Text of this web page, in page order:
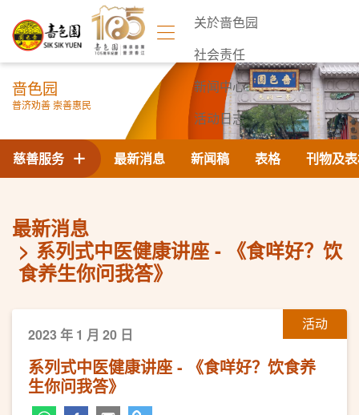
关於啬色园
社会责任
新闻中心
活动日志
联络我们
啬色园
普济劝善 崇善惠民
最新消息 新闻稿 表格 刊物及
慈善服务
最新消息
系列式中医健康讲座 - 《食咩好？饮
食养生你问我答》
活动
2023 年 1 月 20 日
系列式中医健康讲座 - 《食咩好？饮食养
生你问我答》